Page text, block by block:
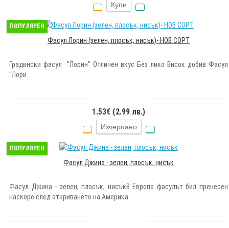
Купи
ПОПУЛЯРЕН
Фасул Лорин (зелен, плосък, нисък)- НОВ СОРТ
Градински фасул "Лорин" Отличен вкус Без лико Висок добив Фасул
"Лори..
1.53€ (2.99 лв.)
Изчерпано
ПОПУЛЯРЕН
Фасул Джина - зелен, плосък, нисък
Фасул Джина - зелен, плосък, нисъкВ Европа фасулът бил пренесен
наскоро след откриването на Америка...